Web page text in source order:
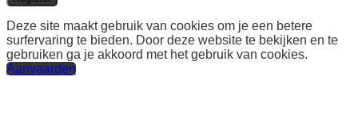
Deze site maakt gebruik van cookies om je een betere
surfervaring te bieden. Door deze website te bekijken en te
gebruiken ga je akkoord met het gebruik van cookies.
Aanvaarden